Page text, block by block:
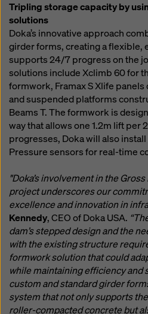
Tripling storage capacity by
solutions
Doka’s innovative approach
girder forms, creating a flexible,
supports 24/7 progress on the
solutions include Xclimb 60 for
formwork, Framax S Xlife
and suspended platforms
Beams T. The formwork is
way that allows one 1.2m lift per
progresses, Doka will also
Pressure sensors for real-time
"Doka’s involvement in the
project underscores our
excellence and innovation in
Kennedy, CEO of Doka USA.
dam’s stepped design and the
with the existing structure
formwork solution that could
while maintaining efficiency and
custom and standard girder
system that not only supports
roller-compacted concrete but